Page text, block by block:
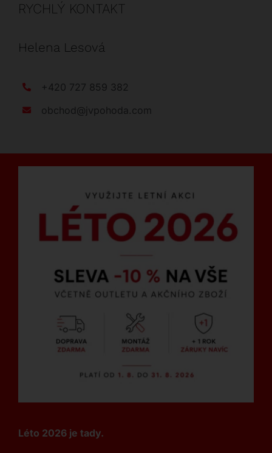
RYCHLÝ KONTAKT
Helena Lesová
+420 727 859 382
obchod@jvpohoda.com
Léto 2026 je tady.